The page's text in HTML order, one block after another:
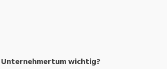
wichtig?